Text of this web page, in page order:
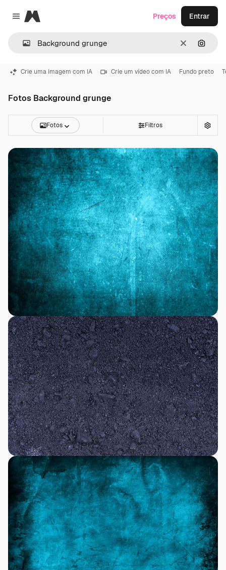
Close menu
Magnific
Limpar
Preços Entrar
Crie uma imagem com IA Crie um vídeo com IA Fundo preto
Fotos Background grunge
Fotos Filtros